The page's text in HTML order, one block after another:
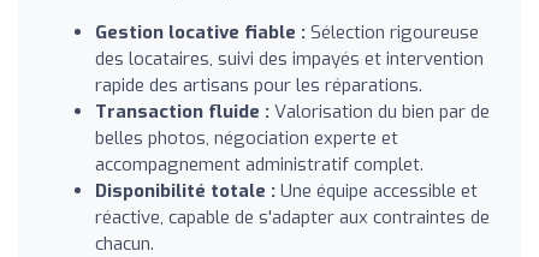
Gestion locative fiable : Sélection rigoureuse
des locataires, suivi des impayés et intervention
rapide des artisans pour les réparations.
Transaction fluide : Valorisation du bien par de
belles photos, négociation experte et
accompagnement administratif complet.
Disponibilité totale : Une équipe accessible et
réactive, capable de s'adapter aux contraintes de
chacun.